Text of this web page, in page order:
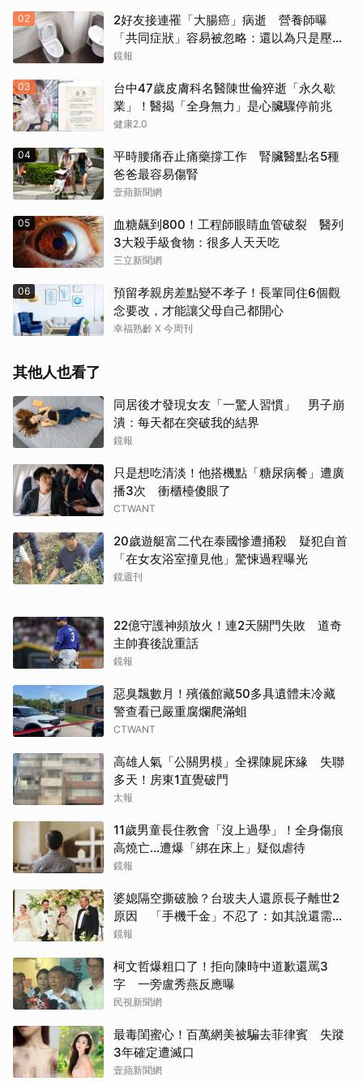
02
2好友接連罹「大腸癌」病逝 營養師曝
「共同症狀」容易被忽略：還以為只是壓力
大
鏡報
03
台中47歲皮膚科名醫陳世倫猝逝「永久歇
業」！醫揭「全身無力」是心臟驟停前兆
健康2.0
04
平時腰痛吞止痛藥撐工作 腎臟醫點名5種
爸爸最容易傷腎
壹蘋新聞網
05
血糖飆到800！工程師眼睛血管破裂 醫列
3大殺手級食物：很多人天天吃
三立新聞網
06
預留孝親房差點變不孝子！長輩同住6個觀
念要改，才能讓父母自己都開心
幸福熟齡 X 今周刊
其他人也看了
同居後才發現女友「一驚人習慣」 男子崩
潰：每天都在突破我的結界
鏡報
只是想吃清淡！他搭機點「糖尿病餐」遭廣
播3次 衝櫃檯傻眼了
CTWANT
20歲遊艇富二代在泰國慘遭捅殺 疑犯自首
「在女友浴室撞見他」驚悚過程曝光
鏡週刊
22億守護神頻放火！連2天關門失敗 道奇
主帥賽後說重話
鏡報
惡臭飄數月！殯儀館藏50多具遺體未冷藏
警查看已嚴重腐爛爬滿蛆
CTWANT
高雄人氣「公關男模」全裸陳屍床緣 失聯
多天！房東1直覺破門
太報
11歲男童長住教會「沒上過學」！全身傷痕
高燒亡…遭爆「綁在床上」疑似虐待
鏡報
婆媳隔空撕破臉？台玻夫人還原長子離世2
原因 「手機千金」不忍了：如其說還需要
離開嗎？
鏡報
柯文哲爆粗口了！拒向陳時中道歉還罵3
字 一旁盧秀燕反應曝
民視新聞網
最毒閨蜜心！百萬網美被騙去菲律賓 失蹤
3年確定遭滅口
壹蘋新聞網